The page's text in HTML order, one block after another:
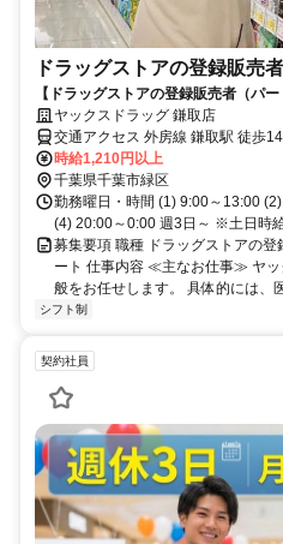
ドラッグストアの登録販売者
【ドラッグストアの登録販売者（パ
ヤックスドラッグ鎌取店！
ヤックスドラッグ 鎌取店
交通アクセス 外房線 鎌取駅 徒歩
時給1,210円以上
千葉県千葉市緑区
勤務曜日・時間 (1) 9:00～13:00
(4) 20:00～0:00 週3日～ ※土日時
募集要項 職種 ドラッグストアの
ート 仕事内容 ≪主なお仕事≫ ヤ
般をお任せします。 具体的には、
シフト制
契約社員